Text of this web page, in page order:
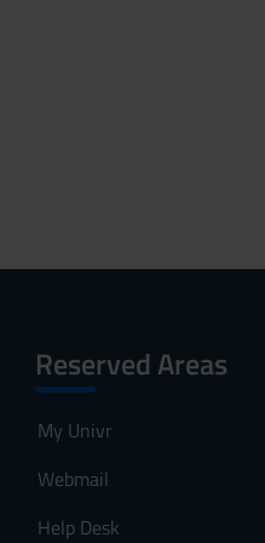
Reserved Areas
My Univr
Webmail
Help Desk